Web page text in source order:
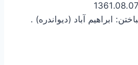
ابراهیم آباد (دیواندره) .